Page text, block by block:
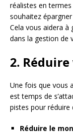
réalistes en
souhaitez
Cela vous aidera à
dans la gestion de
2.
Une fois que vous
est temps de
pistes pour réduire
Réduire le